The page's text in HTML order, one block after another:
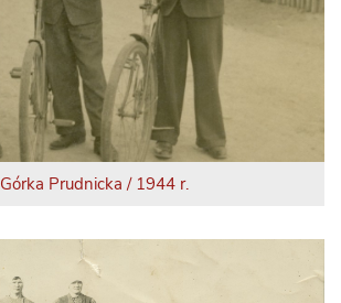
Górka Prudnicka / 1944 r.